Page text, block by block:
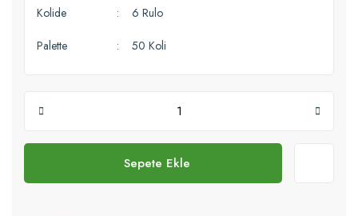
Kolide 6 Rulo
Palette 50 Koli
Sepete Ekle